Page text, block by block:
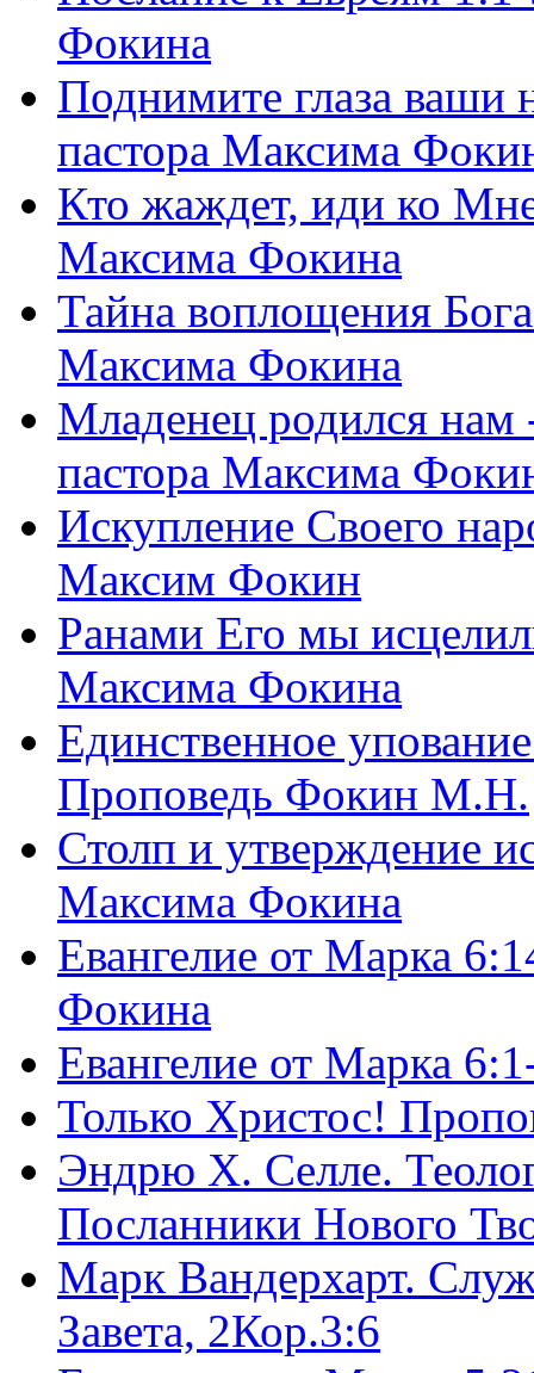
Фокина
Поднимите глаза ваши
пастора Максима
Кто жаждет, иди ко
Максима Фокина
Тайна воплощения
Максима Фокина
Младенец родился
пастора Максима
Искупление Своего
Максим Фокин
Ранами Его мы
Максима Фокина
Единственное
Проповедь Фокин М.Н.
Столп и утверждение
Максима Фокина
Евангелие от Марка
Фокина
Евангелие от Марка
Только Христос!
Эндрю Х. Селле.
Посланники Нового
Марк Вандерхарт.
Завета, 2Кор.3:6